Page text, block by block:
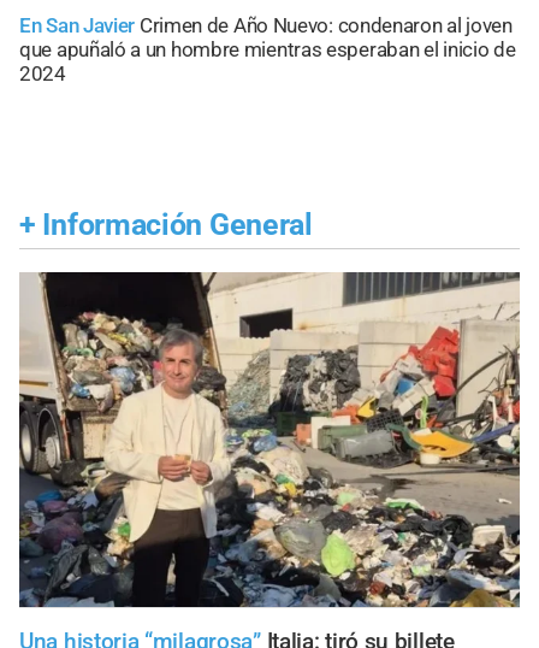
En San Javier Crimen de Año Nuevo: condenaron al joven
que apuñaló a un hombre mientras esperaban el inicio de
2024
+ Información General
Una historia “milagrosa” Italia: tiró su billete